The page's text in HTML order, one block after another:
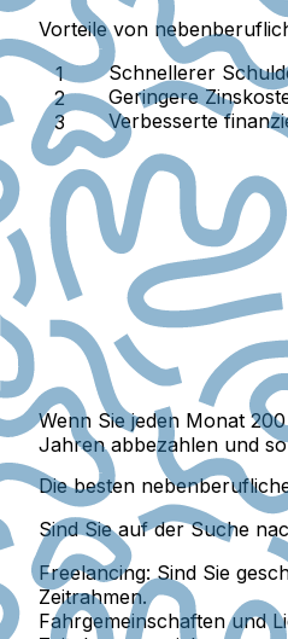
Vorteile von
Schnellerer
Geringere
Verbesserte
Wenn Sie jeden Monat
Jahren abbezahlen und
Die besten
Sind Sie auf der Suche
Freelancing: Sind Sie
Zeitrahmen.
Fahrgemeinschaften und